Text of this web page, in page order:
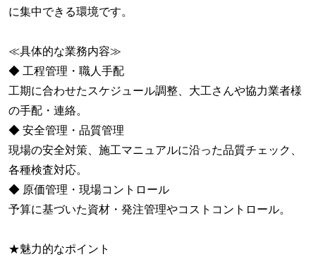
に集中できる環境です。
≪具体的な業務内容≫
◆ 工程管理・職人手配
工期に合わせたスケジュール調整、大工さんや協力業者様
の手配・連絡。
◆ 安全管理・品質管理
現場の安全対策、施工マニュアルに沿った品質チェック、
各種検査対応。
◆ 原価管理・現場コントロール
予算に基づいた資材・発注管理やコストコントロール。
★魅力的なポイント